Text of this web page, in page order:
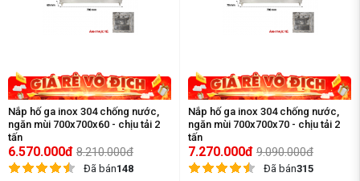
Nắp hố ga inox 304 chống nước,
ngăn mùi 700x700x60 - chịu tải 2
tấn
6.570.000đ 8.210.000đ
Đã bán148
Nắp hố ga inox 304 chống nước,
ngăn mùi 700x700x70 - chịu tải 2
tấn
7.270.000đ 9.090.000đ
Đã bán315